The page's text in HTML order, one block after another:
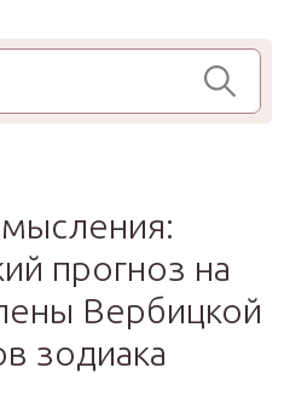
прогноз на
Вербицкой
зодиака